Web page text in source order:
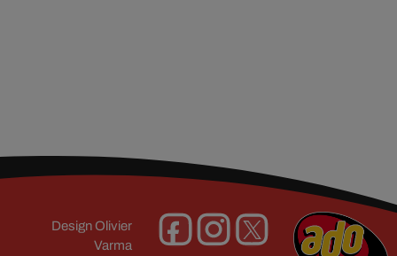
Design Olivier
Varma